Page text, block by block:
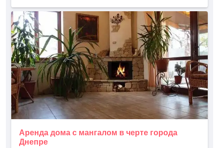
Аренда дома с мангалом в черте города
Днепре